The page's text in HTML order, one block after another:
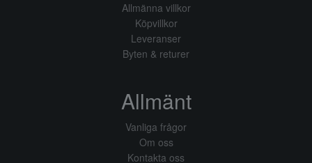
Allmänna villkor
Köpvillkor
Leveranser
Byten & returer
Allmänt
Vanliga frågor
Om oss
Kontakta oss